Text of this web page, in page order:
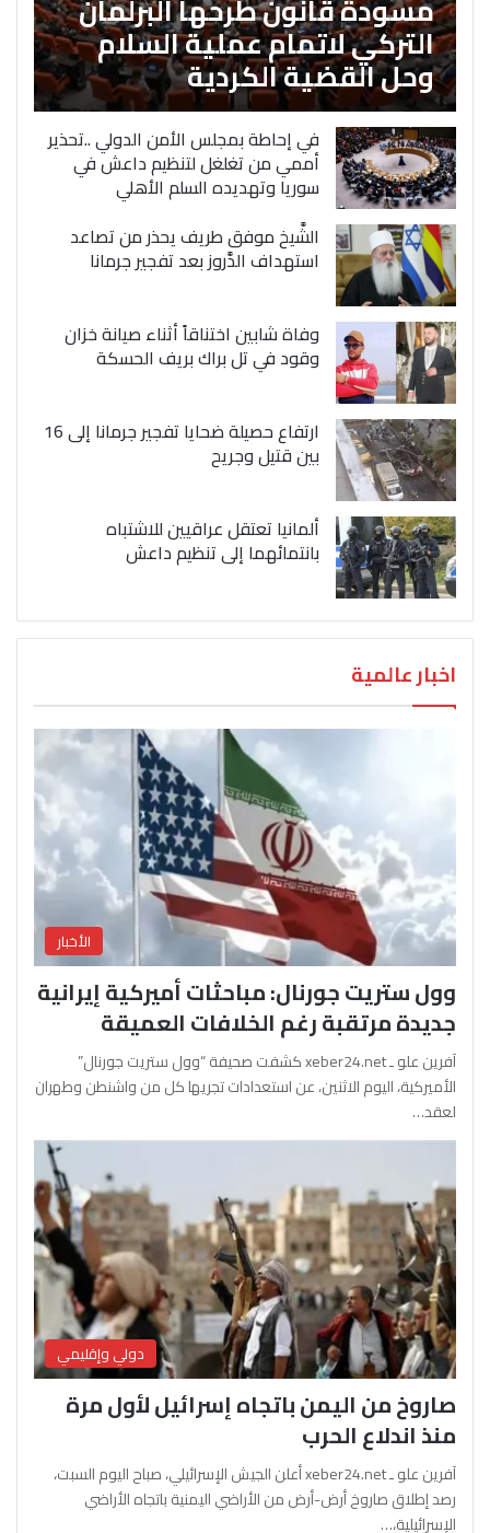
التركي لاتمام عملية السلام
وحل القضية الكردية
في إحاطة بمجلس الأمن الدولي ..تحذير
أممي من تغلغل لتنظيم داعش في
سوريا وتهديده السلم الأهلي
الشَّيخ موفق طريف يحذر من تصاعد
استهداف الدَّروز بعد تفجير جرمانا
وفاة شابين اختناقاً أثناء صيانة خزان
وقود في تل براك بريف الحسكة
ارتفاع حصيلة ضحايا تفجير جرمانا إلى 16
بين قتيل وجريح
ألمانيا تعتقل عراقيين للاشتباه
بانتمائهما إلى تنظيم داعش
اخبار عالمية
الأخبار
وول ستريت جورنال: مباحثات أميركية إيرانية
جديدة مرتقبة رغم الخلافات العميقة
آفرين علو ـ xeber24.net كشفت صحيفة “وول ستريت جورنال”
الأميركية، اليوم الاثنين، عن استعدادات تجريها كل من واشنطن وطهران
لعقد…
دولي وإقليمي
صاروخ من اليمن باتجاه إسرائيل لأول مرة
منذ اندلاع الحرب
آفرين علو ـ xeber24.net أعلن الجيش الإسرائيلي، صباح اليوم السبت،
رصد إطلاق صاروخ أرض-أرض من الأراضي اليمنية باتجاه الأراضي
الإسرائيلية،…